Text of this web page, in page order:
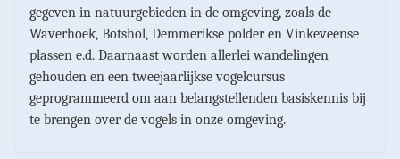
gegeven in natuurgebieden in de omgeving, zoals de
Waverhoek, Botshol, Demmerikse polder en Vinkeveense
plassen e.d. Daarnaast worden allerlei wandelingen
gehouden en een tweejaarlijkse vogelcursus
geprogrammeerd om aan belangstellenden basiskennis bij
te brengen over de vogels in onze omgeving.